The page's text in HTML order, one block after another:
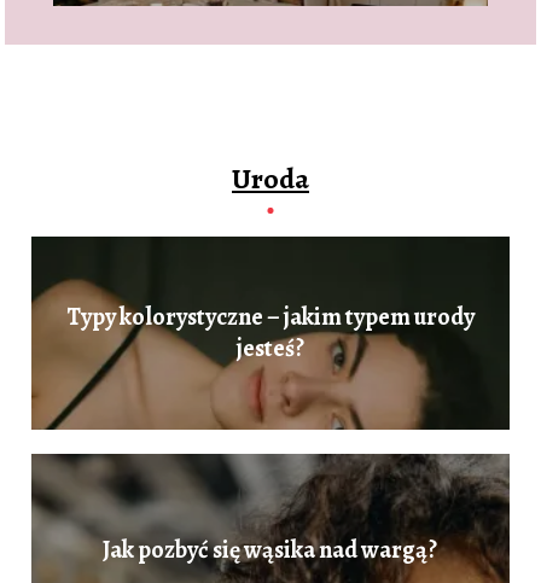
Uroda
Typy kolorystyczne – jakim typem urody
jesteś?
Jak pozbyć się wąsika nad wargą?